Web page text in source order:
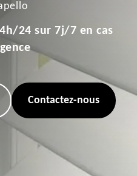
24 sur 7j/7 en cas
Contactez-nous